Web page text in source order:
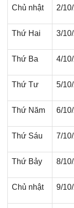
Chủ nhật 2/
Thứ Hai 3/
Thứ Ba 4/
Thứ Tư 5/
Thứ Năm 6/
Thứ Sáu 7/
Thứ Bảy 8/
Chủ nhật 9/